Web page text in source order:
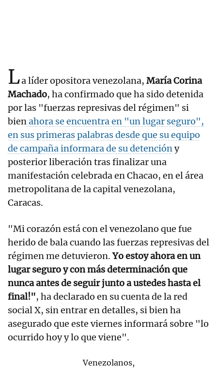
La líder opositora venezolana, María Corina
Machado, ha confirmado que ha sido detenida
por las "fuerzas represivas del régimen" si
bienahora se encuentra en "un lugar seguro",
en sus primeras palabras desde que su equipo
de campaña informara de su detencióny
posterior liberación tras finalizar una
manifestación celebrada en Chacao, en el área
metropolitana de la capital venezolana,
Caracas.
"Mi corazón está con el venezolano que fue
herido de bala cuando las fuerzas represivas del
régimen me detuvieron.Yo estoy ahora en un
lugar seguro y con más determinación que
nunca antes de seguir junto a ustedes hasta el
final!", ha declarado en su cuenta de la red
social X, sin entrar en detalles, si bien ha
asegurado que este viernes informará sobre "lo
ocurrido hoy y lo que viene".
Venezolanos,